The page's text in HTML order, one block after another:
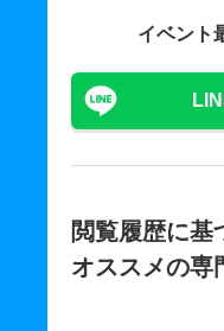
イベント
閲覧履歴に基
オススメの専